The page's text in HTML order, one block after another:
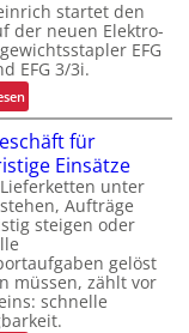
startet den
der neuen Elektro-
EFG
EFG 3/3i.
:
N
e
u
e
E
F
G
-
B
a
für
Einsätze
unter
Aufträge
steigen oder
gelöst
müssen, zählt vor
schnelle